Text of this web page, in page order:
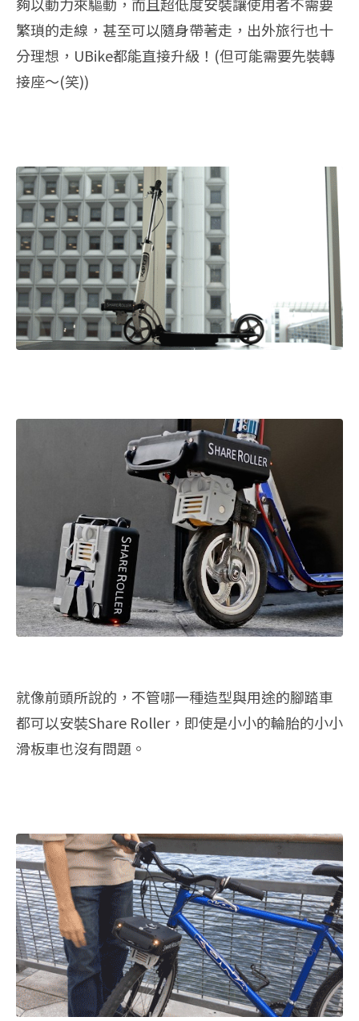
繁瑣的走線，甚至可以隨身帶著走，出外旅行也十
分理想，UBike都能直接升級！(但可能需要先裝轉
接座～(笑))
就像前頭所說的，不管哪一種造型與用途的腳踏車
都可以安裝Share Roller，即使是小小的輪胎的小小
滑板車也沒有問題。